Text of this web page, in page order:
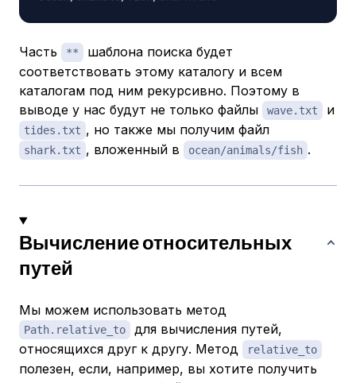
Часть **
шаблона поиска будет
соответствовать этому каталогу и всем
каталогам под ним рекурсивно. Поэтому в
выводе у нас будут не только файлы
wave.txt и
tides.txt , но также мы получим файл
shark.txt , вложенный в ocean/animals/fish .
Вычисление относительных
путей
Мы можем использовать метод
Path.relative_to
для вычисления путей,
относящихся друг к другу. Метод
relative_to
полезен, если, например, вы хотите получить